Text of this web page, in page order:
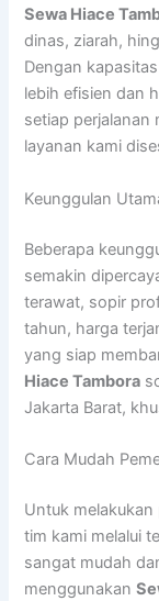
Sewa Hiace
dinas, ziarah,
Dengan
lebih efisien dan
setiap perjalanan
layanan kami
Keunggulan
Beberapa
semakin
terawat, sopir
tahun, harga
yang siap
Hiace Tambora
Jakarta Barat,
Cara Mudah
Untuk
tim kami melalui
sangat mudah
menggunakan